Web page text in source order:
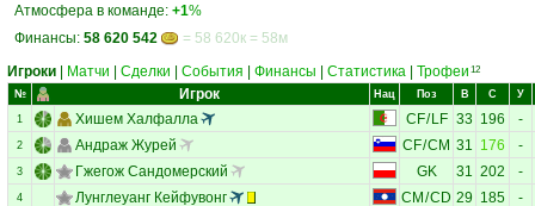
Атмосфера в команде: +1%
Финансы: 58 620 542
= 58 620к = 58м
Игроки
Матчи Сделки События Финансы Статистика Трофеи 12
№ Игрок Нац Поз В С У
1 Хишем Халфалла CF/LF 33 196 -
2 Андраж Журей CF/CM 31 176 -
3 Гжегож Сандомерский GK 31 202 -
4 Лунглеуанг Кейфувонг CM /CD 29 185 -